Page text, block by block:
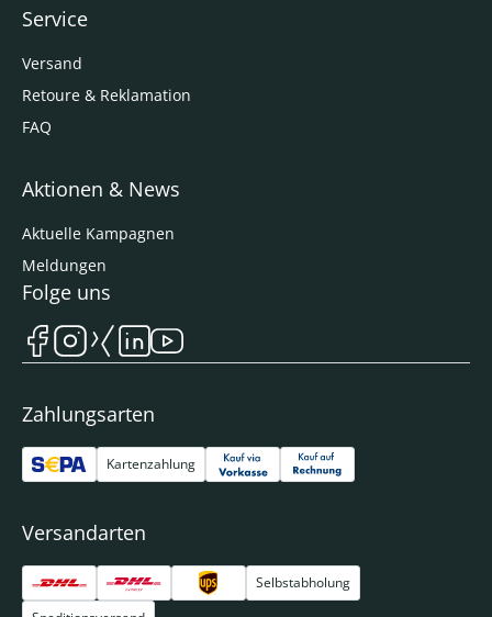
Service
Versand
Retoure & Reklamation
FAQ
Aktionen & News
Aktuelle Kampagnen
Meldungen
Zahlungsarten
Kartenzahlung
Versandarten
Selbstabholung
Folge uns